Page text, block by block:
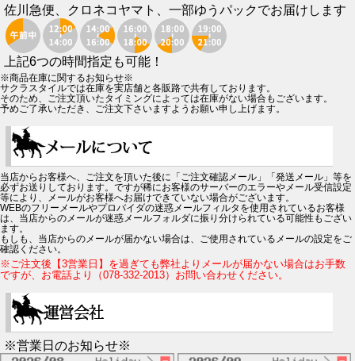
佐川急便、クロネコヤマト、一部ゆうパックでお届けします
上記6つの時間指定も可能！
※商品在庫に関するお知らせ※
サクラスタイルでは在庫を実店舗と各販路で共有しております。
そのため、ご注文頂いたタイミングによっては在庫がない場合もございます。
予めご了承いただき、ご注文下さいますようお願い申し上げます。
当店からお客様へ、ご注文を頂いた後に「ご注文確認メール」「発送メール」等を
必ずお送りしております。ですが稀にお客様のサーバーのエラーやメール受信設定
等により、メールがお客様へお届けできていない場合がございます。
WEBのフリーメールやプロバイダの迷惑メールフィルタを使用されているお客様
は、当店からのメールが迷惑メールフォルダに振り分けられている可能性もござい
ます。
もしも、当店からのメールが届かない場合は、ご使用されているメールの設定をご
確認ください。
※ご注文後【3営業日】を過ぎても弊社よりメールが届かない場合はお手数
ですが、お電話より（078-332-2013）お問い合わせください。
※営業日のお知らせ※